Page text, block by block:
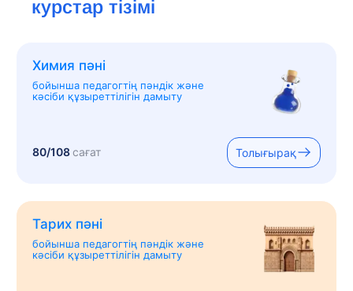
курстар тізімі
Химия пәні
бойынша педагогтің пәндік және
кәсіби құзыреттілігін дамыту
80/108сағат Толығырақ
Тарих пәні
бойынша педагогтің пәндік және
кәсіби құзыреттілігін дамыту